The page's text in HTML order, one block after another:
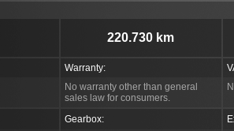
220.730 km
Warranty:
No warranty other than general
sales law for consumers.
Gearbox: